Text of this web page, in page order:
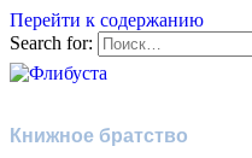
Перейти к содержанию
Search for:
Книжное братство